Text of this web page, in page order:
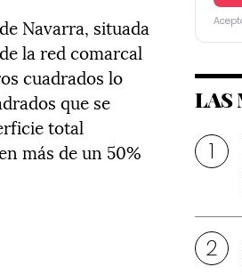
Navarra, situada
la red comarcal
cuadrados lo
que se
total
más de un 50%
LAS